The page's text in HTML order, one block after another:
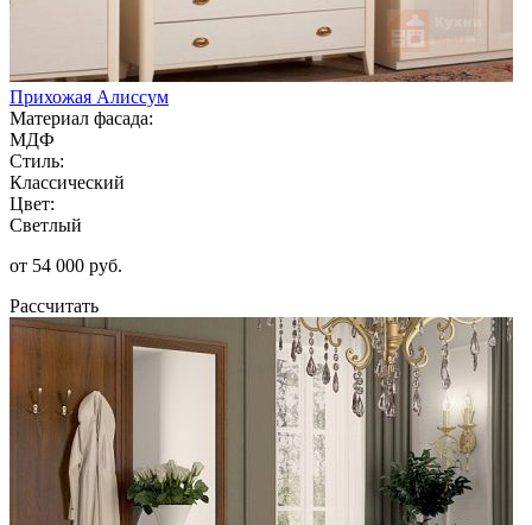
Прихожая Алиссум
Материал фасада:
МДФ
Стиль:
Классический
Цвет:
Светлый
от 54 000 руб.
Рассчитать